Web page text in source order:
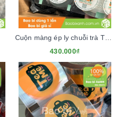
Cuộn màng ép ly chuỗi trà Thái Chamue Thái
430.000₫